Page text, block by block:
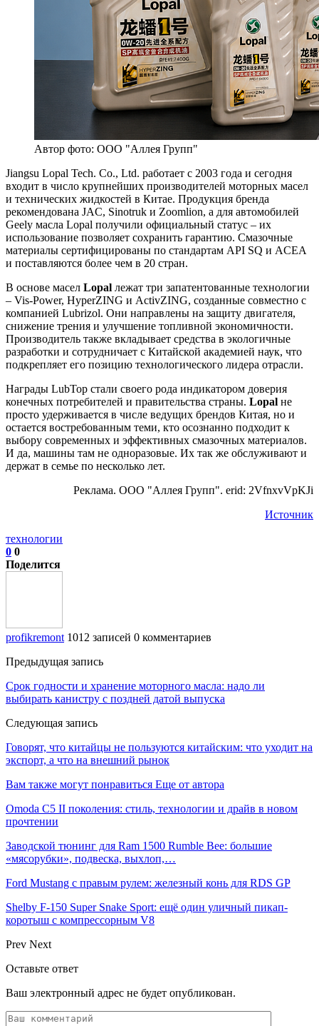
Автор фото: ООО "Аллея Групп"
Jiangsu Lopal Tech. Co., Ltd. работает с 2003 года и сегодня
входит в число крупнейших производителей моторных масел
и технических жидкостей в Китае. Продукция бренда
рекомендована JAC, Sinotruk и Zoomlion, а для автомобилей
Geely масла Lopal получили официальный статус – их
использование позволяет сохранить гарантию. Смазочные
материалы сертифицированы по стандартам API SQ и ACEA
и поставляются более чем в 20 стран.
В основе масел Lopal лежат три запатентованные технологии
– Vis-Power, HyperZING и ActivZING, созданные совместно с
компанией Lubrizol. Они направлены на защиту двигателя,
снижение трения и улучшение топливной экономичности.
Производитель также вкладывает средства в экологичные
разработки и сотрудничает с Китайской академией наук, что
подкрепляет его позицию технологического лидера отрасли.
Награды LubTop стали своего рода индикатором доверия
конечных потребителей и правительства страны. Lopal не
просто удерживается в числе ведущих брендов Китая, но и
остается востребованным теми, кто осознанно подходит к
выбору современных и эффективных смазочных материалов.
И да, машины там не одноразовые. Их так же обслуживают и
держат в семье по несколько лет.
Реклама. ООО "Аллея Групп". erid: 2VfnxvVpKJi
Источник
технологии
0 0
Поделится
profikremont 1012 записей 0 комментариев
Предыдущая запись
Срок годности и хранение моторного масла: надо ли
выбирать канистру с поздней датой выпуска
Следующая запись
Говорят, что китайцы не пользуются китайским: что уходит на
экспорт, а что на внешний рынок
Вам также могут понравиться Еще от автора
Omoda C5 II поколения: стиль, технологии и драйв в новом
прочтении
Заводской тюнинг для Ram 1500 Rumble Bee: большие
«мясорубки», подвеска, выхлоп,…
Ford Mustang с правым рулем: железный конь для RDS GP
Shelby F-150 Super Snake Sport: ещё один уличный пикап-
коротыш с компрессорным V8
Prev Next
Оставьте ответ
Ваш электронный адрес не будет опубликован.